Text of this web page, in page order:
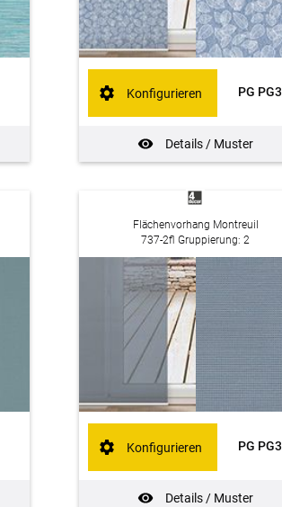
PG PG3
Details / Muster
Konfigurieren
Flächenvorhang Montreuil
737-2fl Gruppierung: 2
PG PG3
Details / Muster
Konfigurieren